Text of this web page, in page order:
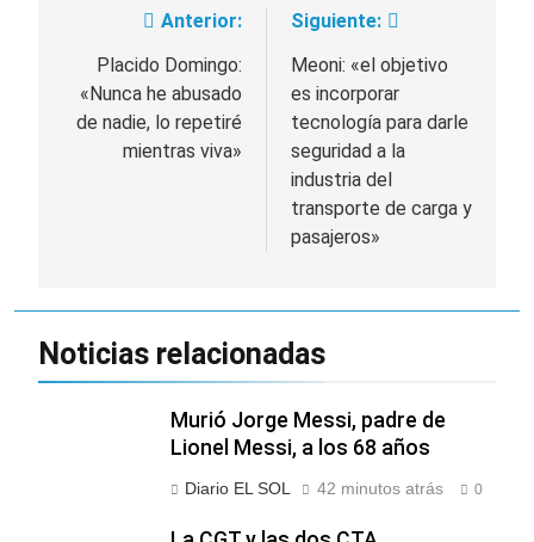
Facundo Moyano
consiguió la mayoría
del peronismo de
girar el proyecto a
comisión
2 Días Atrás
Navegación
entradas
Anterior:
Placido Domingo:
«Nunca he abusado
de nadie, lo repetiré
mientras viva»
Siguiente:
Meoni: «el objetivo
es incorporar
tecnología para darle
seguridad a la
industria del
transporte de carga y
pasajeros»
Noticias relacionadas
Murió Jorge Messi, padre de
Lionel Messi, a los 68 años
Diario EL SOL 42 minutos atrás 0